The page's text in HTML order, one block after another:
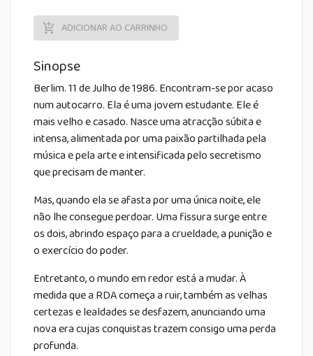
ADICIONAR AO CARRINHO
Sinopse
Berlim. 11 de Julho de 1986. Encontram-se por acaso
num autocarro. Ela é uma jovem estudante. Ele é
mais velho e casado. Nasce uma atracção súbita e
intensa, alimentada por uma paixão partilhada pela
música e pela arte e intensificada pelo secretismo
que precisam de manter.
Mas, quando ela se afasta por uma única noite, ele
não lhe consegue perdoar. Uma fissura surge entre
os dois, abrindo espaço para a crueldade, a punição e
o exercício do poder.
Entretanto, o mundo em redor está a mudar. À
medida que a RDA começa a ruir, também as velhas
certezas e lealdades se desfazem, anunciando uma
nova era cujas conquistas trazem consigo uma perda
profunda.